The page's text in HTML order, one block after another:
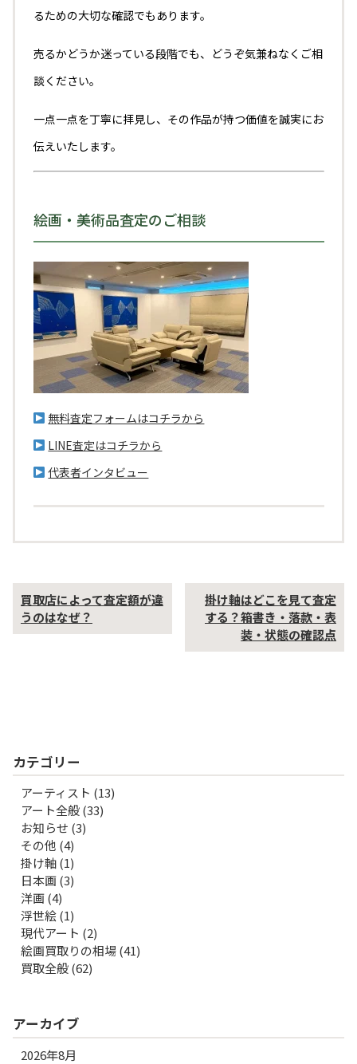
るための大切な確認でもあります。
売るかどうか迷っている段階でも、どうぞ気兼ねなくご相
談ください。
一点一点を丁寧に拝見し、その作品が持つ価値を誠実にお
伝えいたします。
絵画・美術品査定のご相談
無料査定フォームはコチラから
LINE査定はコチラから
代表者インタビュー
過
去
の
買取店によって査定額が違
うのはなぜ？
掛け軸はどこを見て査定
する？箱書き・落款・表
装・状態の確認点
カテゴリー
アーティスト (13)
アート全般(33)
お知らせ (3)
その他 (4)
掛け軸(1)
日本画(3)
洋画(4)
浮世絵(1)
現代アート (2)
絵画買取りの相場(41)
買取全般(62)
アーカイブ
2026年8月